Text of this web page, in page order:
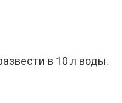
в 10 л воды.